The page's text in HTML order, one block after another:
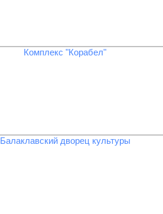
Комплекс "Корабел"
Балаклавский дворец культуры